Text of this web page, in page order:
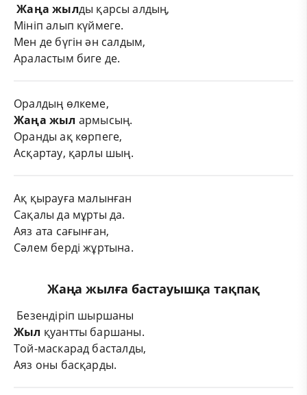
Жаңа жылды қарсы алдың,
Мініп алып күймеге.
Мен де бүгін ән салдым,
Араластым биге де.
Оралдың өлкеме,
Жаңа жыл армысың.
Оранды ақ көрпеге,
Асқартау, қарлы шың.
Ақ қырауға малынған
Сақалы да мұрты да.
Аяз ата сағынған,
Сәлем бepді жұртына.
Жаңа жылға бастауышқа тақпақ
Безендіріп шыршаны
Жыл қуантты баршаны.
Той-маскарад басталды,
Аяз оны басқарды.